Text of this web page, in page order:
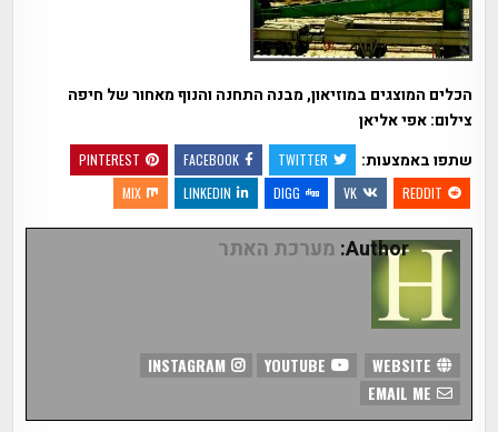
הכלים המוצגים במוזיאון, מבנה התחנה והנוף מאחור של חיפה
צילום: אפי אליאן
שתפו באמצעות:
TWITTER
FACEBOOK
PINTEREST
REDDIT
VK
DIGG
LINKEDIN
MIX
Author: מערכת האתר
INSTAGRAM